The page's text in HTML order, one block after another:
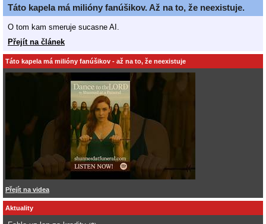
Táto kapela má milióny fanúšikov. Až na to, že neexistuje.
O tom kam smeruje sucasne AI.
Přejít na článek
Táto kapela má milióny fanúšikov - až na to, že neexistuje
Přejít na videa
Aktuality